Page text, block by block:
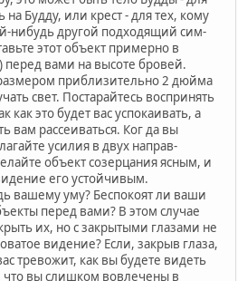
на Будду, или крест - для тех, кому
нибудь другой подходящий сим-
этот объект примерно в
перед вами на высоте бровей.
приблизительно 2 дюйма
свет. Постарайтесь воспринять
как это будет вас успокаивать, а
вам рассеиваться. Ког да вы
усилия в двух направ-
объект созерцания ясным, и
его устойчивым.
вашему уму? Беспокоят ли ваши
перед вами? В этом случае
их, но с закрытыми глазами не
видение? Если, закрыв глаза,
тревожит, как вы будете видеть
что вы слишком вовлечены в